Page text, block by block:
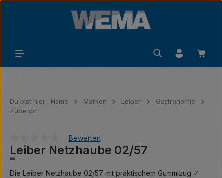
Zum Hauptinhalt springen
Du bist hier: Home Marken Leiber
Gastronomie
Zubehör
Durchschnittliche Bewertung von 0 von 5 Sternen
Bewerten
Leiber Netzhaube 02/57
Die Leiber Netzhaube 02/57 mit praktischem Gummizug ✓